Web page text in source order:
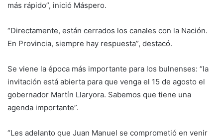
más rápido”, inició Máspero.
“Directamente, están cerrados los canales con la Nación.
En Provincia, siempre hay respuesta”, destacó.
Se viene la época más importante para los bulnenses: “la
invitación está abierta para que venga el 15 de agosto el
gobernador Martín Llaryora. Sabemos que tiene una
agenda importante”.
“Les adelanto que Juan Manuel se comprometió en venir